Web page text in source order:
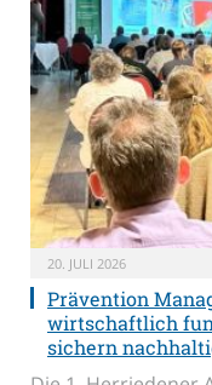
20. JULI 2026
Prävention
wirtschaftlich
sichern